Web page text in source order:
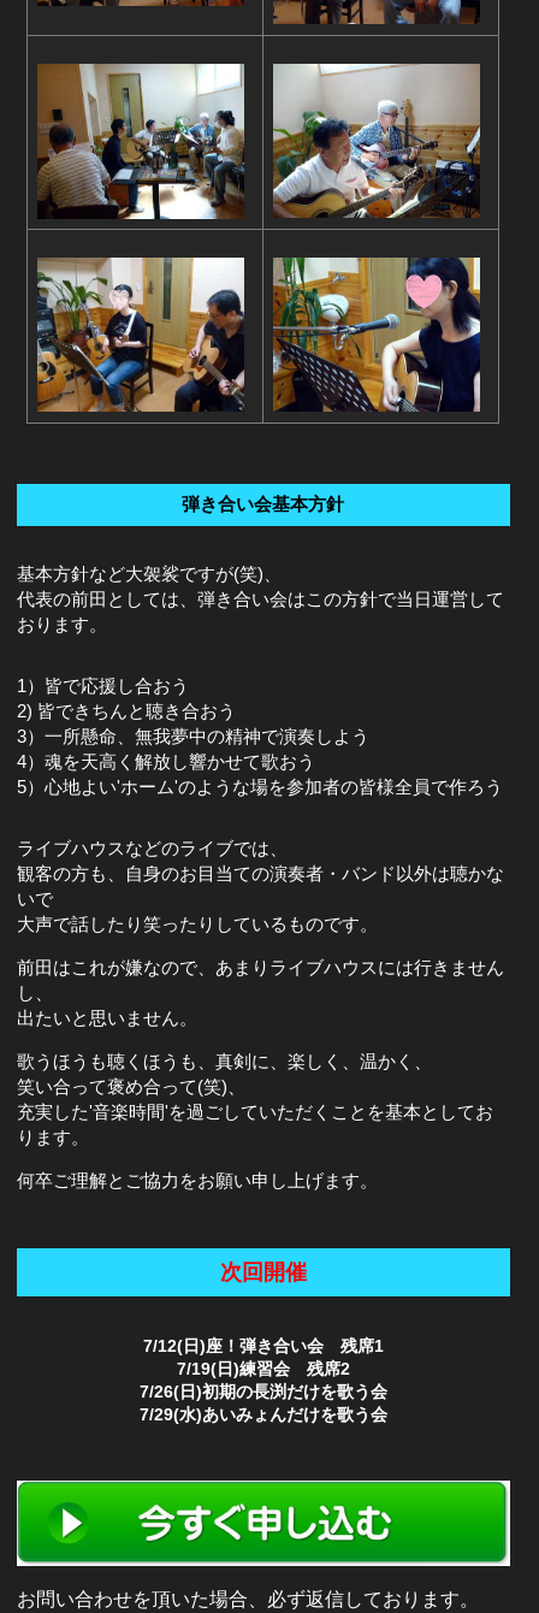
弾き合い会基本方針
基本方針など大袈裟ですが(笑)、
代表の前田としては、弾き合い会はこの方針で当日運営して
おります。
1）皆で応援し合おう
2) 皆できちんと聴き合おう
3）一所懸命、無我夢中の精神で演奏しよう
4）魂を天高く解放し響かせて歌おう
5）心地よい'ホーム'のような場を参加者の皆様全員で作ろう
ライブハウスなどのライブでは、
観客の方も、自身のお目当ての演奏者・バンド以外は聴かな
いで
大声で話したり笑ったりしているものです。
前田はこれが嫌なので、あまりライブハウスには行きません
し、
出たいと思いません。
歌うほうも聴くほうも、真剣に、楽しく、温かく、
笑い合って褒め合って(笑)、
充実した'音楽時間'を過ごしていただくことを基本としてお
ります。
何卒ご理解とご協力をお願い申し上げます。
次回開催
7/12(日)座！弾き合い会 残席1
7/19(日)練習会 残席2
7/26(日)初期の長渕だけを歌う会
7/29(水)あいみょんだけを歌う会
お問い合わせを頂いた場合、必ず返信しております。